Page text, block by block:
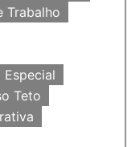
Trabalho
Especial
Teto